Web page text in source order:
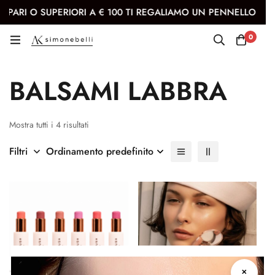
O SUPERIORI A € 100 TI REGALIAMO UN PENNELLO KABUKI
0
Balsami labbra
BALSAMI LABBRA
Mostra tutti i 4 risultati
Filtri Ordinamento predefinito
✕